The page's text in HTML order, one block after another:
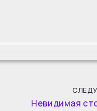
Невидимая